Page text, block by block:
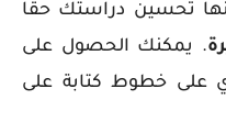
تحسين دراستك حقًا
. يمكنك الحصول على
على خطوط كتابة على